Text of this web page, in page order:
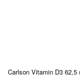
Carlson Vitamin D3 62,5